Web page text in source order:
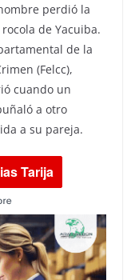
perdió la
de Yacuiba.
de la
(Felcc),
cuando un
a otro
a su pareja.